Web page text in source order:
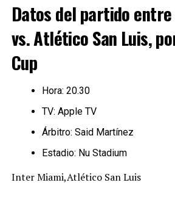
Datos del partido
vs. Atlético San Luis,
Cup
Hora: 20.30
TV: Apple TV
Árbitro: Said Martínez
Estadio: Nu Stadium
Inter Miami,Atlético San Luis